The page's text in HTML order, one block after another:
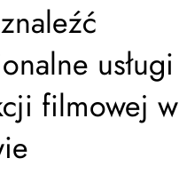
usługi
filmowej w